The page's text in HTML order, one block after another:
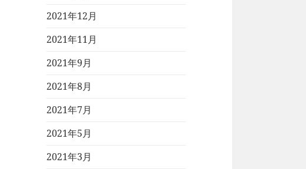
2021年12月
2021年11月
2021年9月
2021年8月
2021年7月
2021年5月
2021年3月